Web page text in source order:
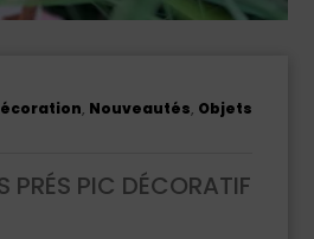
, Nouveautés, Objets
PRÉS PIC DÉCORATIF